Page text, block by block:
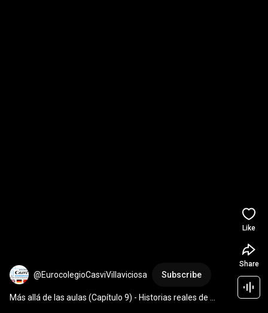
@EurocolegioCasviVillaviciosa Subscribe
Más allá de las aulas (Capítulo 9) - Historias reales de
Like
Share